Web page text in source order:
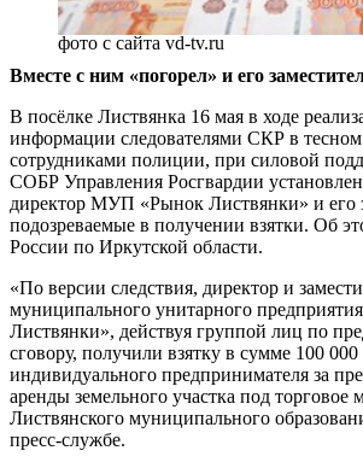
фото с сайта vd-tv.ru
Вместе с ним «погорел» и его
В посёлке Листвянка 16 мая в ходе
информации следователями СКР в
сотрудниками полиции, при силовой
СОБР Управления Росгвардии
директор МУП «Рынок Листвянки» и его
подозреваемые в получении взятки. Об
России по Иркутской области.
«По версии следствия, директор и
муниципального унитарного
Листвянки», действуя группой лиц по
сговору, получили взятку в сумме 100 000
индивидуального предпринимателя за
аренды земельного участка под торговое
Листвянского муниципального
пресс-службе.